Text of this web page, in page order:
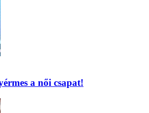
a női csapat!